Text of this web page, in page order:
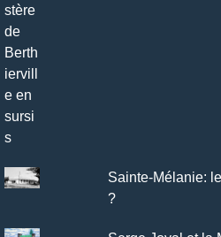
Sainte-Mélanie:
?